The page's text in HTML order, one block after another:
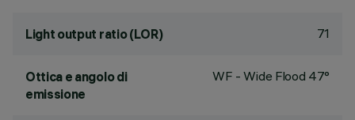
Light output ratio (LOR) 71
Ottica e angolo di
emissione
WF - Wide Flood 47°